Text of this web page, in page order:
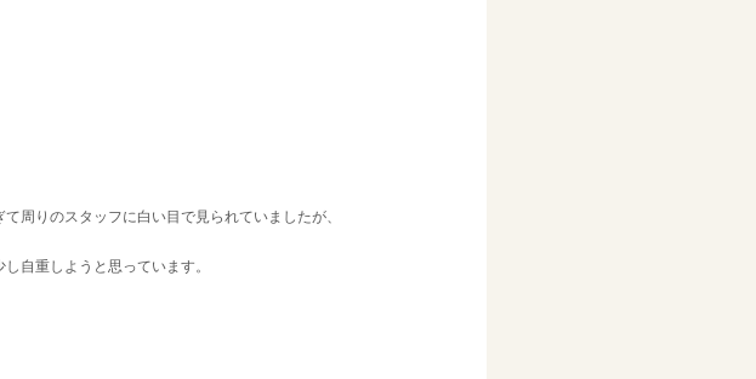
周りのスタッフに白い目で見られていましたが、
自重しようと思っています。